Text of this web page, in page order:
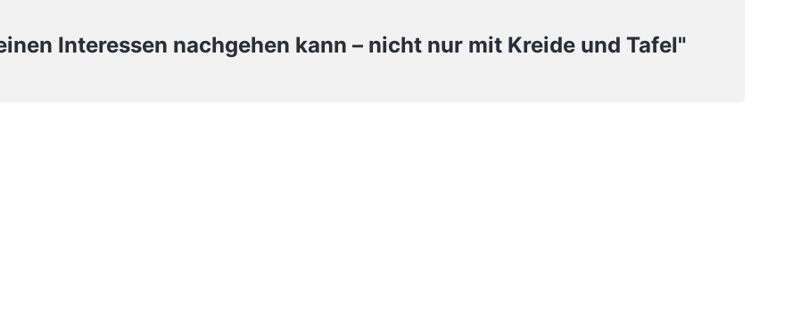
Interessen nachgehen kann – nicht nur mit Kreide und Tafel"